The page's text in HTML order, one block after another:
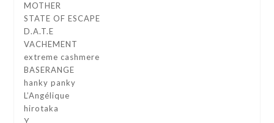
MOTHER
STATE OF ESCAPE
D.A.T.E
VACHEMENT
extreme cashmere
BASERANGE
hanky panky
L’Angélique
hirotaka